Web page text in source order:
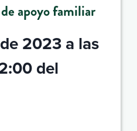
apoyo familiar
2023 a las
del